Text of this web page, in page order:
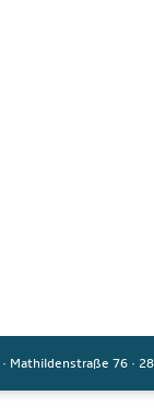
· Mathildenstraße 76 ·